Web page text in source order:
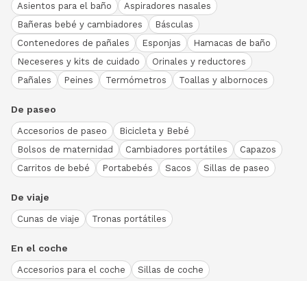
Asientos para el baño
Aspiradores nasales
Bañeras bebé y cambiadores
Básculas
Contenedores de pañales
Esponjas
Hamacas de baño
Neceseres y kits de cuidado
Orinales y reductores
Pañales
Peines Termómetros Toallas y albornoces
De paseo
Accesorios de paseo
Bicicleta y Bebé
Bolsos de maternidad
Cambiadores portátiles
Capazos
Carritos de bebé
Portabebés Sacos Sillas de paseo
De viaje
Cunas de viaje Tronas portátiles
En el coche
Accesorios para el coche Sillas de coche